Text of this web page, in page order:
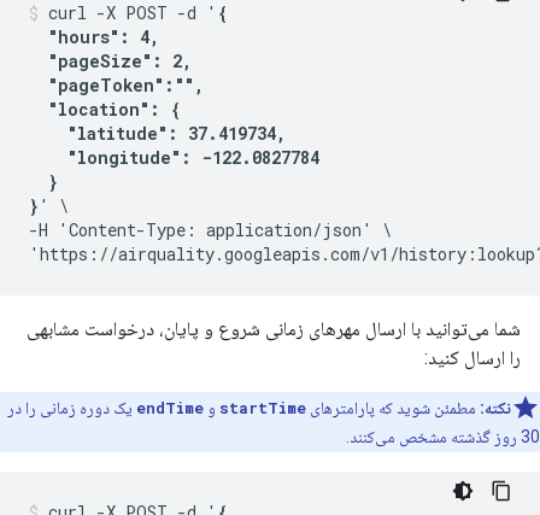
curl -X POST -d ' {
  "hours": 4,
  "pageSize": 2,
  "pageToken":"",
  "location": {
    "latitude": 37.419734,
    "longitude": -122.0827784
  }
} ' \
-H 'Content-Type: application/json' \
'https://airquality.googleapis.com/v1/
شما می‌توانید با ارسال مهرهای زمانی شروع و پایان، درخواست مشابهی
را ارسال کنید:
نکته: مطمئن شوید که پارامترهای startTime و endTime یک دوره زمانی را در
30 روز گذشته مشخص می‌کنند.